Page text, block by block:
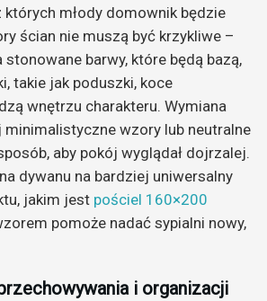
młody domownik będzie
ścian nie muszą być krzykliwe –
barwy, które będą bazą,
takie jak poduszki, koce
wnętrzu charakteru. Wymiana
minimalistyczne wzory lub neutralne
aby pokój wyglądał dojrzalej.
dywanu na bardziej uniwersalny
jakim jest pościel 160×200
pomoże nadać sypialni nowy,
i organizacji